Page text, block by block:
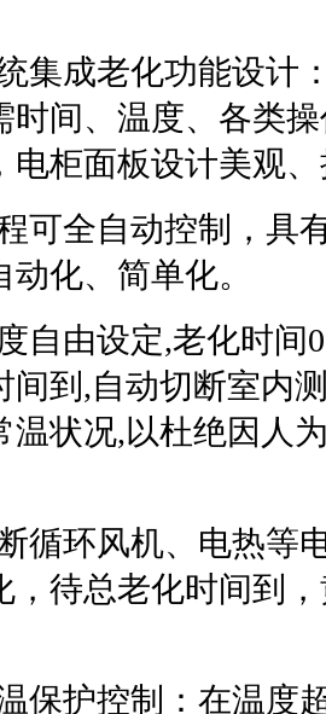
集成老化功能设计
时间、温度、各类
电柜面板设计美观
可全自动控制，具
化、简单化。
自由设定,老化时间
间到,自动切断室内
温状况,以杜绝因人
循环风机、电热等
，待总老化时间到
保护控制：在温度